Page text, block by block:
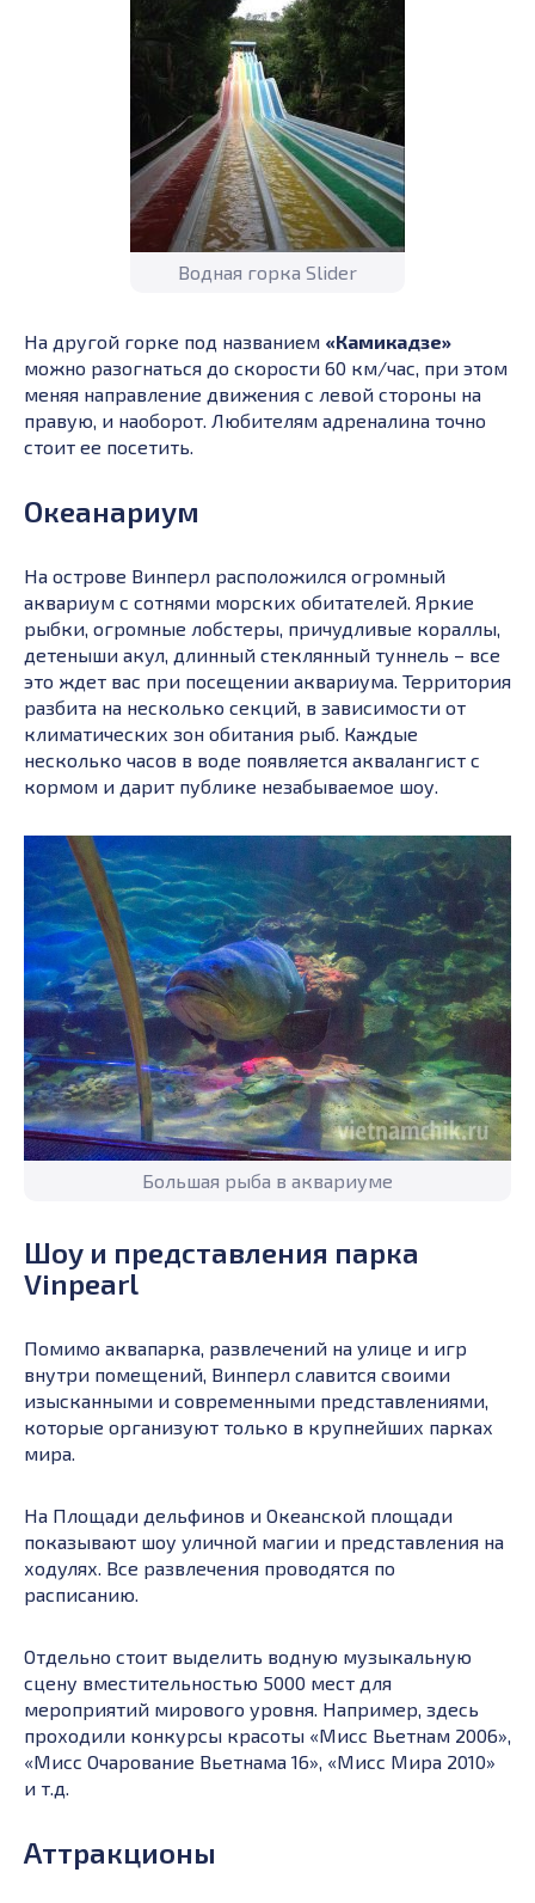
Водная горка Slider
На другой горке под названием «Камикадзе»
можно разогнаться до скорости 60 км/час, при этом
меняя направление движения с левой стороны на
правую, и наоборот. Любителям адреналина точно
стоит ее посетить.
Океанариум
На острове Винперл расположился огромный
аквариум с сотнями морских обитателей. Яркие
рыбки, огромные лобстеры, причудливые кораллы,
детеныши акул, длинный стеклянный туннель – все
это ждет вас при посещении аквариума. Территория
разбита на несколько секций, в зависимости от
климатических зон обитания рыб. Каждые
несколько часов в воде появляется аквалангист с
кормом и дарит публике незабываемое шоу.
Большая рыба в аквариуме
Шоу и представления парка
Vinpearl
Помимо аквапарка, развлечений на улице и игр
внутри помещений, Винперл славится своими
изысканными и современными представлениями,
которые организуют только в крупнейших парках
мира.
На Площади дельфинов и Океанской площади
показывают шоу уличной магии и представления на
ходулях. Все развлечения проводятся по
расписанию.
Отдельно стоит выделить водную музыкальную
сцену вместительностью 5000 мест для
мероприятий мирового уровня. Например, здесь
проходили конкурсы красоты «Мисс Вьетнам 2006»,
«Мисс Очарование Вьетнама 16», «Мисс Мира 2010»
и т.д.
Аттракционы